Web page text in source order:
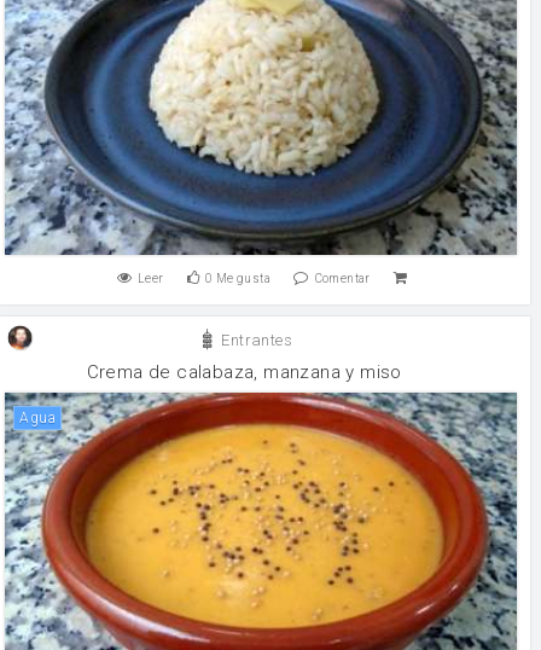
Leer 0 Me gusta Comentar
Entrantes
Crema de calabaza, manzana y miso
agua